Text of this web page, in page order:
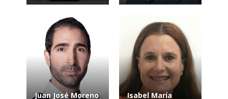
Juan José Moreno Isabel María